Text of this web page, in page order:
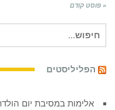
« פוסט קודם
עבור:
הפליליסטים
אלימות במסיבת יום